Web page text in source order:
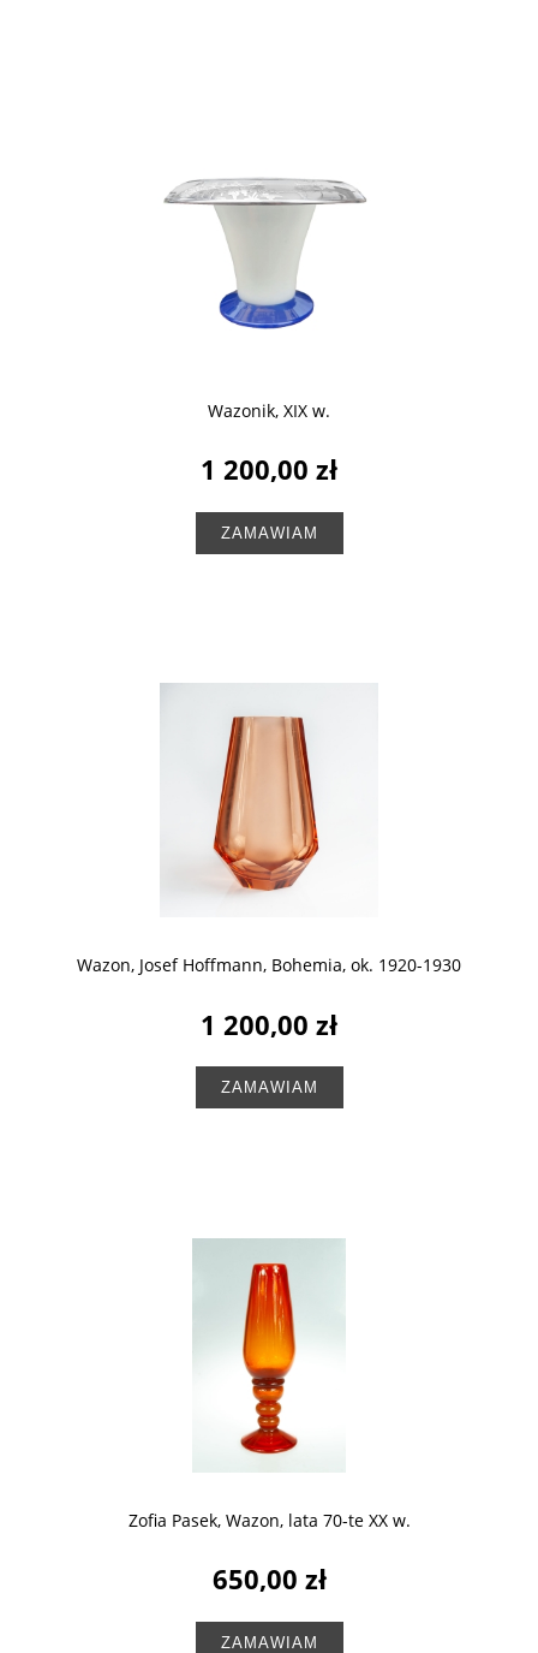
Wazonik, XIX w.
1 200,00 zł
ZAMAWIAM
Wazon, Josef Hoffmann, Bohemia, ok. 1920-1930
1 200,00 zł
ZAMAWIAM
Zofia Pasek, Wazon, lata 70-te XX w.
650,00 zł
ZAMAWIAM